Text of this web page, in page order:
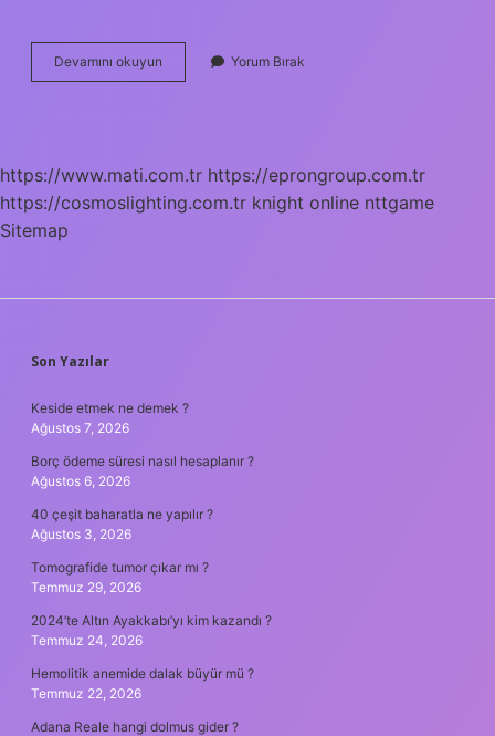
Devamını okuyun
Ve
Yorum Bırak
https://www.mati.com.tr https://eprongroup.com.tr
https://cosmoslighting.com.tr knight online nttgame
Sitemap
SIDEBAR
Son Yazılar
Keside etmek ne demek ?
Ağustos 7, 2026
Borç ödeme süresi nasıl hesaplanır ?
Ağustos 6, 2026
40 çeşit baharatla ne yapılır ?
Ağustos 3, 2026
Tomografide tumor çıkar mı ?
Temmuz 29, 2026
2024’te Altın Ayakkabı’yı kim kazandı ?
Temmuz 24, 2026
Hemolitik anemide dalak büyür mü ?
Temmuz 22, 2026
Adana Reale hangi dolmus gider ?